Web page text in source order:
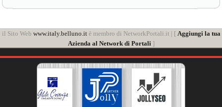
il Sito Web www.italy.belluno.itè membro di NetworkPortali.it | [ Aggiungi la tua
Azienda al Network di Portali ]